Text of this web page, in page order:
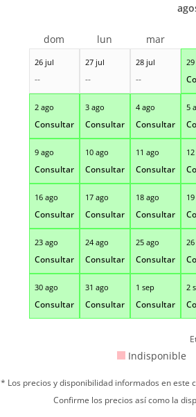
26 jul
--
27 jul
--
28 jul
--
2 ago
Consultar
3 ago
Consultar
4 ago
Consultar
5
9 ago
Consultar
10 ago
Consultar
11 ago
Consultar
16 ago
Consultar
17 ago
Consultar
18 ago
Consultar
23 ago
Consultar
24 ago
Consultar
25 ago
Consultar
30 ago
Consultar
31 ago
Consultar
1 sep
Consultar
2
dom lun mar
Indisponible
* Los precios y disponibilidad informados en este
Confirme los precios así como la